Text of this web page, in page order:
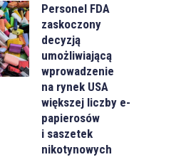
Personel FDA
zaskoczony
decyzją
umożliwiającą
wprowadzenie
na rynek USA
większej liczby e-
papierosów
i saszetek
nikotynowych